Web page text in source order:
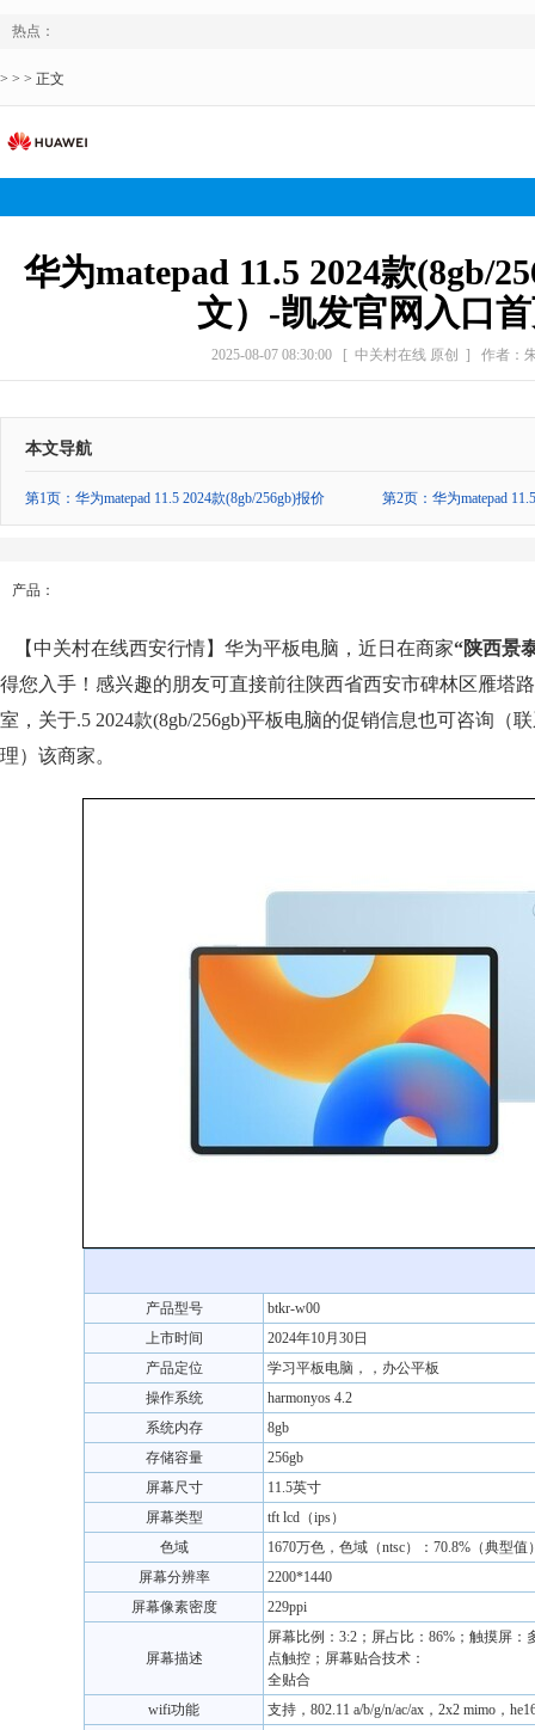
热点：
> > > 正文
华为matepad 11.5 2024款(8gb/
文）-凯发官网入口
2025-08-07 08:30:00 [ 中关村在线 原创 ] 作者：
本文导航
第1页：华为matepad 11.5 2024款(8gb/256gb)报价 第2页：华为matepad
产品：
【中关村在线西安行情】华为平板电脑，近日在商家“陕西景
得您入手！感兴趣的朋友可直接前往陕西省西安市碑林区雁塔
室，关于.5 2024款(8gb/256gb)平板电脑的促销信息也可咨询（
理）该商家。
产品型号
btkr-w00
上市时间
2024年10月30日
产品定位
学习平板电脑，，办公平板
操作系统
harmonyos 4.2
系统内存
8gb
存储容量
256gb
屏幕尺寸
11.5英寸
屏幕类型
tft lcd（ips）
色域
1670万色，色域（ntsc）：70.8%（典型值
屏幕分辨率
2200*1440
屏幕像素密度
229ppi
屏幕描述
屏幕比例：3:2；屏占比：86%；触摸屏：
点触控；屏幕贴合技术：
全贴合
wifi功能
支持，802.11 a/b/g/n/ac/ax，2x2 mimo，